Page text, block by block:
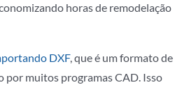
horas de remodelação
DXF, que é um formato de
por muitos programas CAD. Isso